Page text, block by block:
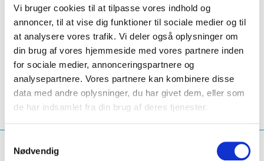
Vi bruger cookies til at tilpasse vores indhold og
annoncer, til at vise dig funktioner til sociale medier og til
at analysere vores trafik. Vi deler også oplysninger om
din brug af vores hjemmeside med vores partnere inden
for sociale medier, annonceringspartnere og
analysepartnere. Vores partnere kan kombinere disse
data med andre oplysninger, du har givet dem, eller som
de har indsamlet fra din brug af deres tjenester.
Nødvendig
European Parliament - Belgien
Hvad leder du efter?